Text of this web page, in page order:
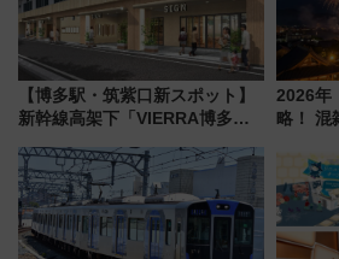
【博多駅・筑紫口新スポット】
新幹線高架下「VIERRA博多テ
など注目の全6店舗 「博多活憩
通り」も一新
2026年
略！ 混
火前に
で解説